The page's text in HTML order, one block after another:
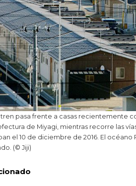
tren pasa frente a casas recientemente
de Miyagi, mientras recorre las
el 10 de diciembre de 2016. El
(© Jiji)